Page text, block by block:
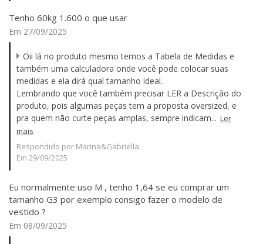
Tenho 60kg 1.600 o que usar
Em 27/09/2025
Oii lá no produto mesmo temos a Tabela de Medidas e
também uma calculadora onde você pode colocar suas
medidas e ela dirá qual tamanho ideal.
Lembrando que você também precisar LER a Descrição do
produto, pois algumas peças tem a proposta oversized, e
pra quem não curte peças amplas, sempre indicam... Ler
mais
Respondido por Marina&Gabriella
Em 29/09/2025
Eu normalmente uso M , tenho 1,64 se eu comprar um
tamanho G3 por exemplo consigo fazer o modelo de
vestido ?
Em 08/09/2025